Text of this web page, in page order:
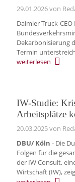
29.01.2026von
Daimler Truck-
Dekarbonisierung
Termin
weiterlesen
IW-Studie:
Arbeitsplätze
20.03.2025von
DBU/ Köln - Die
Folgen für die
der IW Consult,
Wirtschaft (IW),